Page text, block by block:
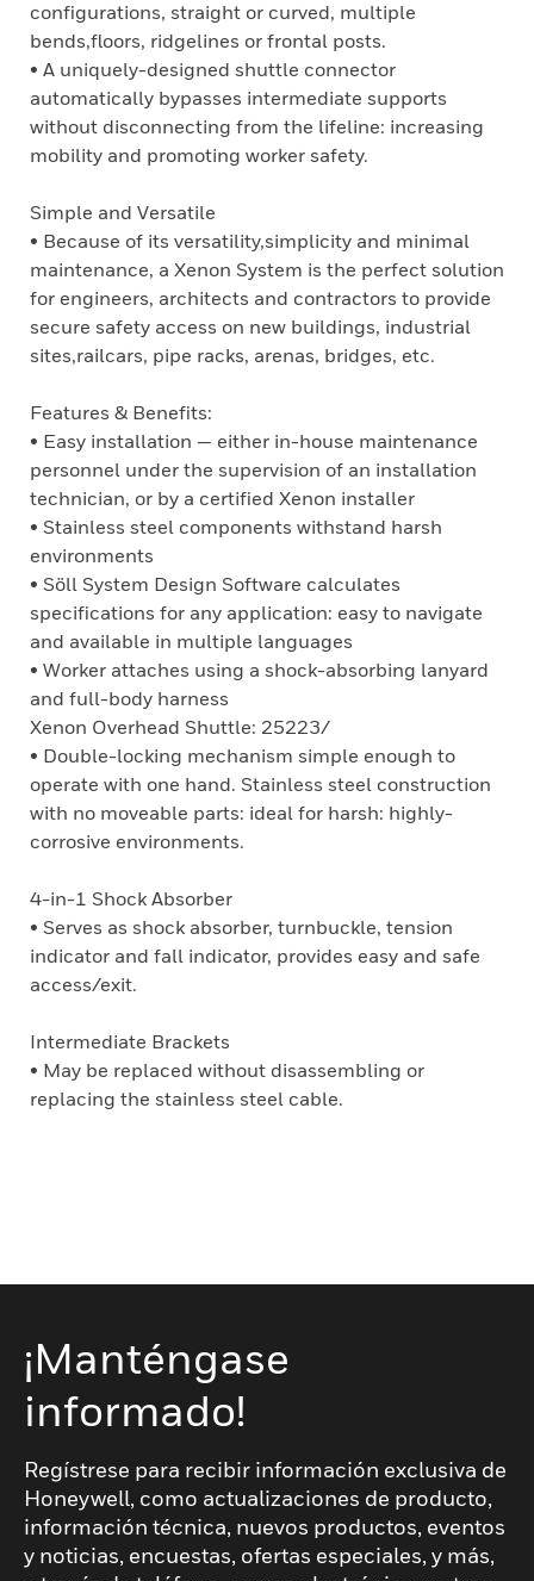
configurations, straight or curved, multiple
bends,floors, ridgelines or frontal posts.
• A uniquely-designed shuttle connector
automatically bypasses intermediate supports
without disconnecting from the lifeline: increasing
mobility and promoting worker safety.
Simple and Versatile
• Because of its versatility,simplicity and minimal
maintenance, a Xenon System is the perfect solution
for engineers, architects and contractors to provide
secure safety access on new buildings, industrial
sites,railcars, pipe racks, arenas, bridges, etc.
Features & Benefits:
• Easy installation — either in-house maintenance
personnel under the supervision of an installation
technician, or by a certified Xenon installer
• Stainless steel components withstand harsh
environments
• Söll System Design Software calculates
specifications for any application: easy to navigate
and available in multiple languages
• Worker attaches using a shock-absorbing lanyard
and full-body harness
Xenon Overhead Shuttle: 25223/
• Double-locking mechanism simple enough to
operate with one hand. Stainless steel construction
with no moveable parts: ideal for harsh: highly-
corrosive environments.
4-in-1 Shock Absorber
• Serves as shock absorber, turnbuckle, tension
indicator and fall indicator, provides easy and safe
access/exit.
Intermediate Brackets
• May be replaced without disassembling or
replacing the stainless steel cable.
¡Manténgase
informado!
Regístrese para recibir información exclusiva de
Honeywell, como actualizaciones de producto,
información técnica, nuevos productos, eventos
y noticias, encuestas, ofertas especiales, y más,